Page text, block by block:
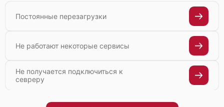
Постоянные перезагрузки
Не работают некоторые сервисы
Не получается подключиться к
севреру